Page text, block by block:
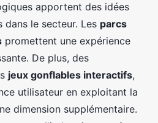
apportent des idées
le secteur. Les parcs
promettent une expérience
De plus, des
jeux gonflables interactifs,
utilisateur en exploitant la
dimension supplémentaire.